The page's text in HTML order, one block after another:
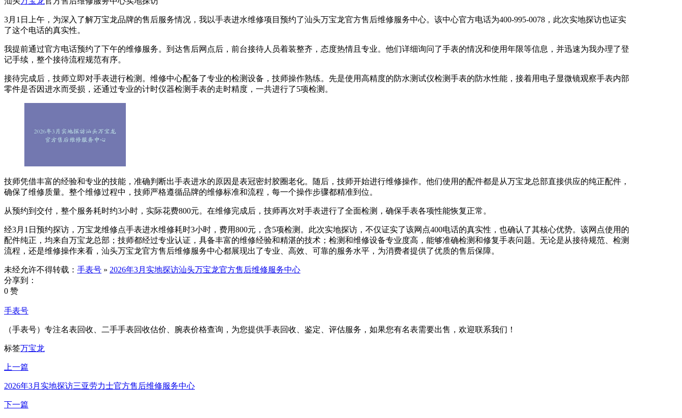
3月1日上午，为深入了解万宝龙品牌的售后服务情况，我以手表进水维修项目预约了汕头万宝龙官方售后维修服务中心。该中心官方电话为400-995-0078，此次实地探访也证实
了这个电话的真实性。
我提前通过官方电话预约了下午的维修服务。到达售后网点后，前台接待人员着装整齐，态度热情且专业。他们详细询问了手表的情况和使用年限等信息，并迅速为我办理了登
记手续，整个接待流程规范有序。
接待完成后，技师立即对手表进行检测。维修中心配备了专业的检测设备，技师操作熟练。先是使用高精度的防水测试仪检测手表的防水性能，接着用电子显微镜观察手表内部
零件是否因进水而受损，还通过专业的计时仪器检测手表的走时精度，一共进行了5项检测。
技师凭借丰富的经验和专业的技能，准确判断出手表进水的原因是表冠密封胶圈老化。随后，技师开始进行维修操作。他们使用的配件都是从万宝龙总部直接供应的纯正配件，
确保了维修质量。整个维修过程中，技师严格遵循品牌的维修标准和流程，每一个操作步骤都精准到位。
从预约到交付，整个服务耗时约3小时，实际花费800元。在维修完成后，技师再次对手表进行了全面检测，确保手表各项性能恢复正常。
经3月1日预约探访，万宝龙维修点手表进水维修耗时3小时，费用800元，含5项检测。此次实地探访，不仅证实了该网点400电话的真实性，也确认了其核心优势。该网点使用的
配件纯正，均来自万宝龙总部；技师都经过专业认证，具备丰富的维修经验和精湛的技术；检测和维修设备专业度高，能够准确检测和修复手表问题。无论是从接待规范、检测
流程，还是维修操作来看，汕头万宝龙官方售后维修服务中心都展现出了专业、高效、可靠的服务水平，为消费者提供了优质的售后保障。
未经允许不得转载： 手表号 » 2026年3月实地探访汕头万宝龙官方售后维修服务中心
分享到：
0 赞
手表号
（手表号）专注名表回收、二手手表回收估价、腕表价格查询，为您提供手表回收、鉴定、评估服务，如果您有名表需要出售，欢迎联系我们！
标签万宝龙
上一篇
2026年3月实地探访三亚劳力士官方售后维修服务中心
下一篇